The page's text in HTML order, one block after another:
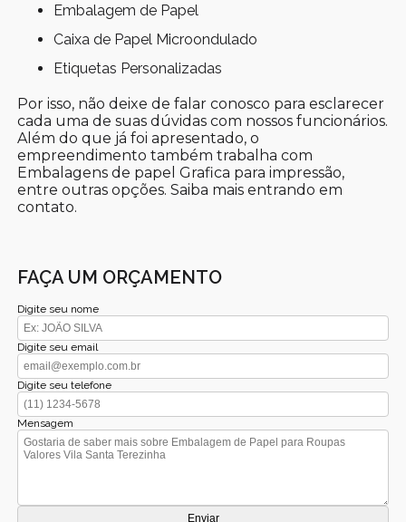
Embalagem de Papel
Caixa de Papel Microondulado
Etiquetas Personalizadas
Por isso, não deixe de falar conosco para esclarecer
cada uma de suas dúvidas com nossos funcionários.
Além do que já foi apresentado, o
empreendimento também trabalha com
Embalagens de papel Grafica para impressão,
entre outras opções. Saiba mais entrando em
contato.
FAÇA UM ORÇAMENTO
Digite seu nome
Digite seu email
Digite seu telefone
Mensagem